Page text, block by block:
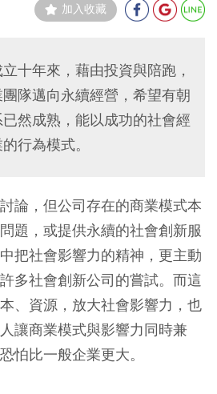
加入收藏
十年來，藉由投資與陪跑，
隊邁向永續經營，希望有朝
然成熟，能以成功的社會經
行為模式。
論，但公司存在的商業模式本
題，或提供永續的社會創新服
把社會影響力的精神，更主動
多社會創新公司的嘗試。而這
、資源，放大社會影響力，也
讓商業模式與影響力同時兼
怕比一般企業更大。